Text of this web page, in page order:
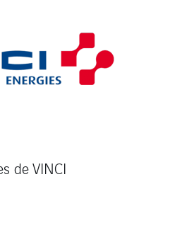
de VINCI